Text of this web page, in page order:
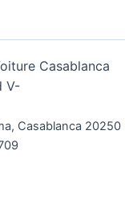
Casablanca
V-
Casablanca 20250